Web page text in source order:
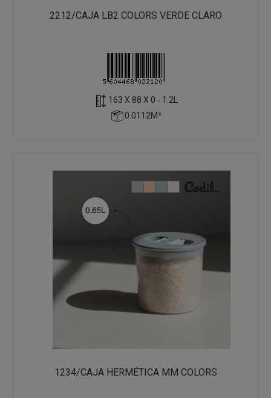
2212/CAJA LB2 COLORS VERDE CLARO
163 X 88 X 0 - 1.2L
0.0112M³
1234/CAJA HERMÉTICA MM COLORS